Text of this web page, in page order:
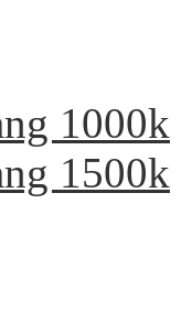
1000k
1500k